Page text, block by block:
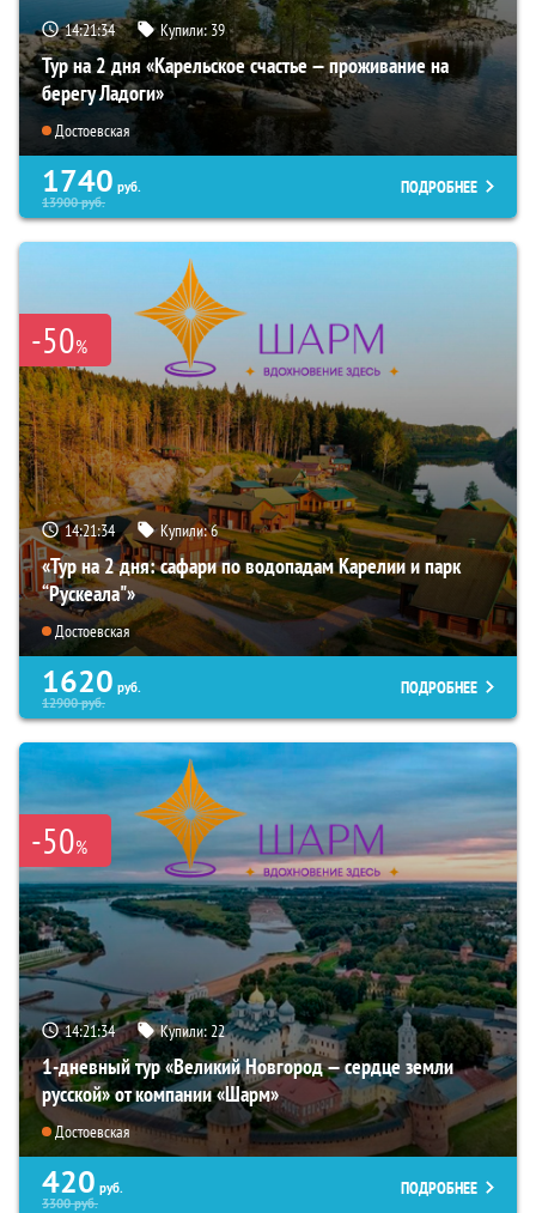
14:21:33 Купили:39
Тур на 2 дня «Карельское счастье — проживание на
берегу Ладоги»
Достоевская
1740 руб.
13900руб.
ПОДРОБНЕЕ
-50%
14:21:33 Купили:6
«Тур на 2 дня: сафари по водопадам Карелии и парк
“Рускеала"»
Достоевская
1620 руб.
12900руб.
ПОДРОБНЕЕ
-50%
14:21:33 Купили:22
1-дневный тур «Великий Новгород — сердце земли
русской» от компании «Шарм»
Достоевская
420 руб.
3300руб.
ПОДРОБНЕЕ